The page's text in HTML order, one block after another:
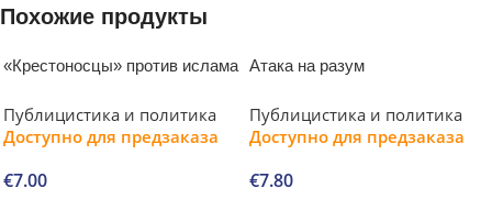
Похожие продукты
«Крестоносцы» против ислама
Публицистика и политика
Доступно для предзаказа
€7.00
Атака на разум
Публицистика и политика
Доступно для предзаказа
€7.80